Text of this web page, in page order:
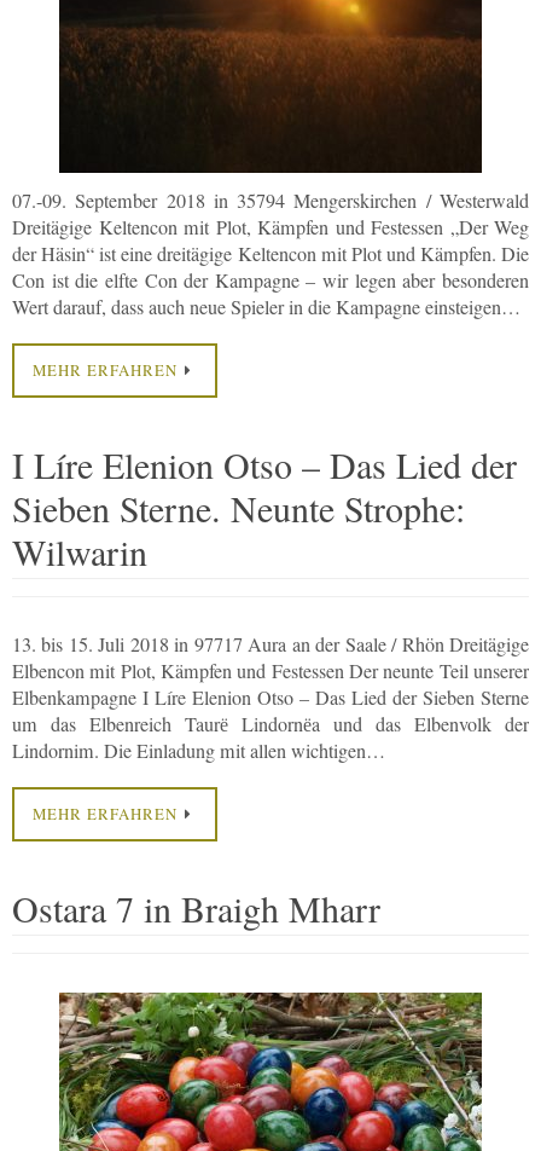
07.-09. September 2018 in 35794 Mengerskirchen / Westerwald
Dreitägige Keltencon mit Plot, Kämpfen und Festessen „Der Weg
der Häsin“ ist eine dreitägige Keltencon mit Plot und Kämpfen. Die
Con ist die elfte Con der Kampagne – wir legen aber besonderen
Wert darauf, dass auch neue Spieler in die Kampagne einsteigen…
MEHR ERFAHREN
I Líre Elenion Otso – Das Lied der
Sieben Sterne. Neunte Strophe:
Wilwarin
13. bis 15. Juli 2018 in 97717 Aura an der Saale / Rhön Dreitägige
Elbencon mit Plot, Kämpfen und Festessen Der neunte Teil unserer
Elbenkampagne I Líre Elenion Otso – Das Lied der Sieben Sterne
um das Elbenreich Taurё Lindornёa und das Elbenvolk der
Lindornim. Die Einladung mit allen wichtigen…
MEHR ERFAHREN
Ostara 7 in Braigh Mharr